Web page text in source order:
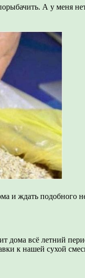
А у меня
и ждать подобного
дома всё летний
к нашей сухой